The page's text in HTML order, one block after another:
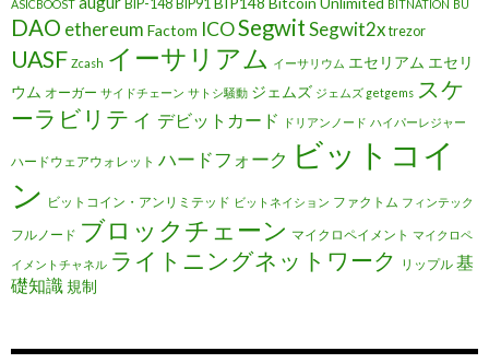
ASICBOOST BIP-148 BIP91 BITNATION BU
DAO ethereum Factom ICOSegwitSegwit2x trezor
UASF Zcash イーサリアム イーサリウム エセリアム エセリ
ウム オーガー サイドチェーン サトシ騒動 ジェムズ ジェムズ getgems スケ
ーラビリティ デビットカード ドリアンノード ハイパーレジャー
ハードウェアウォレット ハードフォーク ビットコイ
ン ビットコイン・アンリミテッド ビットネイション ファクトム フィンテック
フルノード ブロックチェーン マイクロペイメント マイクロペ
イメントチャネル ライトニングネットワーク リップル 基
礎知識規制